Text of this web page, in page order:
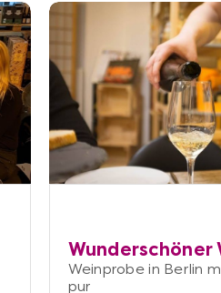
Wunderschöner
Weinprobe in Berlin
pur